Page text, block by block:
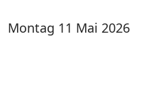
Montag 11 Mai 2026